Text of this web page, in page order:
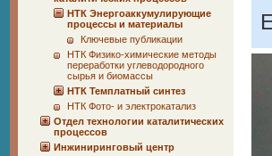
НТК Энергоаккумулирующие
процессы и материалы
Ключевые публикации
НТК Физико-химические методы
переработки углеводородного
сырья и биомассы
НТК Темплатный синтез
НТК Фото- и электрокатализ
Отдел технологии каталитических
процессов
Инжиниринговый центр